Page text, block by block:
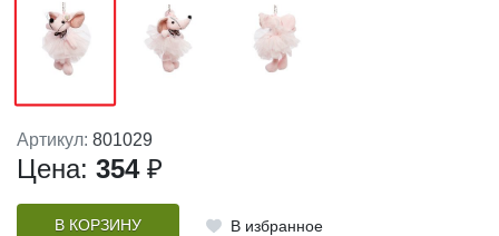
Артикул: 801029
Цена: 354 ₽
В КОРЗИНУ В избранное